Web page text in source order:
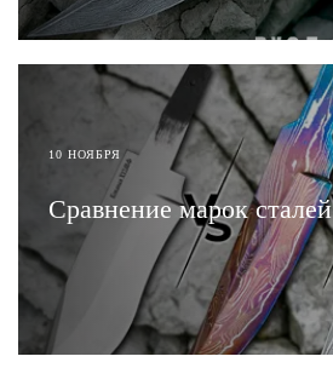
10 НОЯБРЯ
Сравнение марок сталей
ЧИТАТЬ